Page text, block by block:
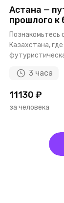
Астана —
прошлого к
Познакомьтесь
Казахстана,
3 часа
11130 ₽
за человека